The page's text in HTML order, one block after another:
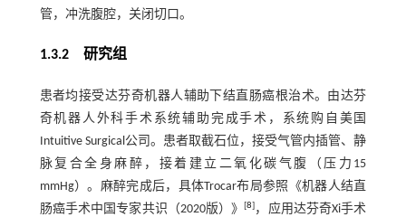
管，冲洗腹腔，关闭切口。
1.3.2 研究组
患者均接受达芬奇机器人辅助下结直肠癌根治术。由达芬
奇机器人外科手术系统辅助完成手术，系统购自美国
Intuitive Surgical公司。患者取截石位，接受气管内插管、静
脉复合全身麻醉，接着建立二氧化碳气腹（压力15
mmHg）。麻醉完成后，具体Trocar布局参照《机器人结直
肠癌手术中国专家共识（2020版）》[8] ，应用达芬奇Xi手术